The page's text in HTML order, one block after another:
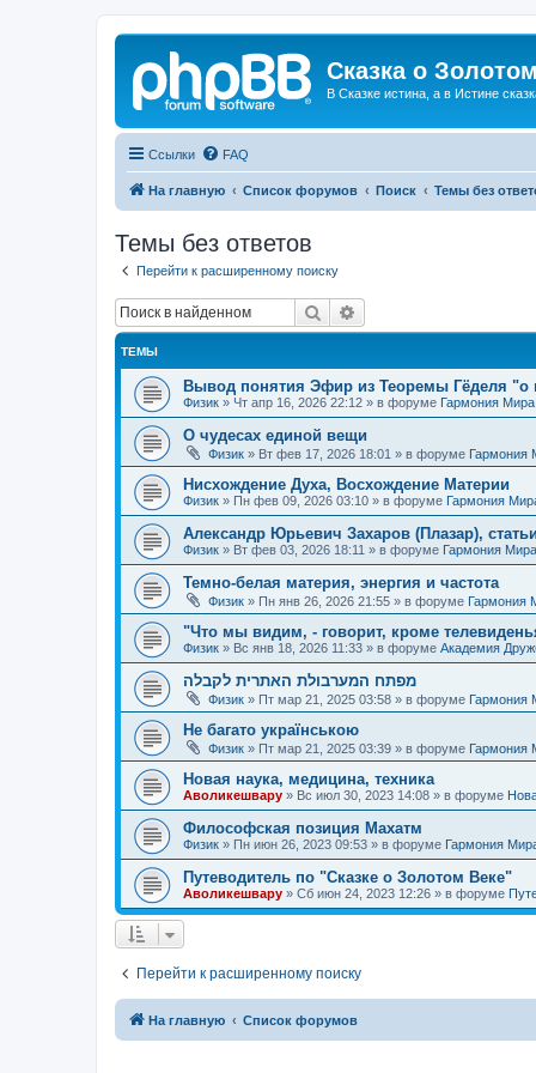
Сказка о
В Сказке истина, а в Истине
Ссылки FAQ
На главную Список форумов Поиск Темы без
Темы без ответов
Перейти к расширенному поиску
Поиск
ТЕМЫ
Вывод понятия Эфир из Теоремы Гёделя "о
Физик » Чт апр 16, 2026 22:12 » в форуме Гармония Мира
О чудесах единой вещи
Физик » Вт фев 17, 2026 18:01 » в форуме Гармония
Нисхождение Духа, Восхождение Материи
Физик » Пн фев 09, 2026 03:10 » в форуме Гармония
Александр Юрьевич Захаров (Плазар), статьи
Физик » Вт фев 03, 2026 18:11 » в форуме Гармония Мира
Темно-белая материя, энергия и частота
Физик » Пн янв 26, 2026 21:55 » в форуме Гармония
"Что мы видим, - говорит, кроме
Физик » Вс янв 18, 2026 11:33 » в форуме Академия
מפתח המערבולת האתרית לקבלה
Физик » Пт мар 21, 2025 03:58 » в форуме Гармония
Не багато українською
Физик » Пт мар 21, 2025 03:39 » в форуме Гармония
Новая наука, медицина, техника
Аволикешвару » Вс июл 30, 2023 14:08 » в форуме
Философская позиция Махатм
Физик » Пн июн 26, 2023 09:53 » в форуме Гармония
Путеводитель по "Сказке о Золотом Веке"
Аволикешвару » Сб июн 24, 2023 12:26 » в форуме
Перейти к расширенному поиску
На главную Список форумов